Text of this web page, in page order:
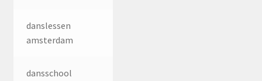
danslessen
amsterdam
dansschool